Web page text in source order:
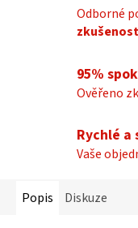
Odborné
95%
Ověřeno
Rychlé
Vaše
Popis Diskuze